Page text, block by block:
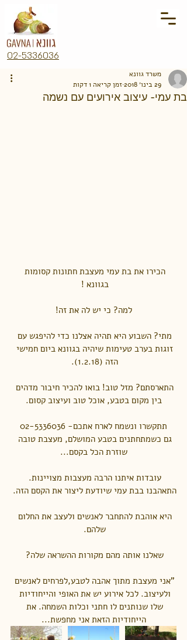
02-5336036
בת עמי- עיצוב אירועים עם נשמה
משרד גוונא
29 בינו׳ 2018
זמן קריאה 1 דקות
הכירו את בת עמי מעצבת חתונות קסומות
בגוונא !
למה? כי יש לה את זה!
מתי? השבוע היא תהיה אצלנו כדי להיפגש עם
זוגות בערב טעימות שיהיה בגוונא ביום חמישי
הזה (1.2.18).
התארסתם? מזל טוב! בואו להכיר חיבור מדהים
בין מקום בטבע, אוכל טוב ועיצוב קסום.
תתקשרו ונשמח לארח אתכם- 02-5336036
גם כשמתחתנים בטבע המושלם, מעצבת טובה
שוזרת הכל בקסם...
עובדות איתנו הרבה מעצבות מצויינות.
התאהבנו בבת עמי שיודעת ליצור את הקסם הזה.
היא אוהבת להתחבר לאנשים ולעצב את החלום
שלהם.
שאלנו אותה מהם מקורות ההשראה שלה?
"אני מעצבת מתוך אהבה לטבע,לפרחים לאנשים
ולעיצוב. לכל אירוע יש את האופי והייחודיות
שלו שנותנים לו חתני וכלות השמחה. את
הייחודיות הזאת אני מחפשת...